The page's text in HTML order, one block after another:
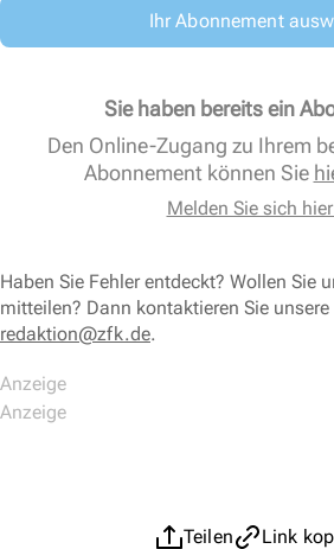
Ihr Abonnement
Sie haben bereits ein
Den Online-Zugang zu Ihrem
Abonnement können Sie
Melden Sie sich
Haben Sie Fehler entdeckt? Wollen Sie
mitteilen? Dann kontaktieren Sie
redaktion@zfk.de.
Teilen
Link